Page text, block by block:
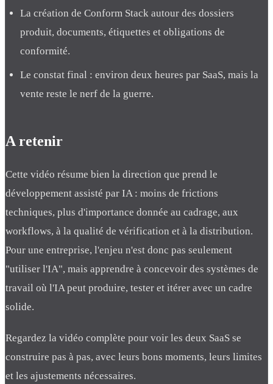
La création de Conform Stack autour des dossiers
produit, documents, étiquettes et obligations de
conformité.
Le constat final : environ deux heures par SaaS, mais la
vente reste le nerf de la guerre.
A retenir
Cette vidéo résume bien la direction que prend le
développement assisté par IA : moins de frictions
techniques, plus d'importance donnée au cadrage, aux
workflows, à la qualité de vérification et à la distribution.
Pour une entreprise, l'enjeu n'est donc pas seulement
"utiliser l'IA", mais apprendre à concevoir des systèmes de
travail où l'IA peut produire, tester et itérer avec un cadre
solide.
Regardez la vidéo complète pour voir les deux SaaS se
construire pas à pas, avec leurs bons moments, leurs limites
et les ajustements nécessaires.